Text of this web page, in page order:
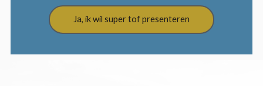
Ja, ik wil super tof presenteren